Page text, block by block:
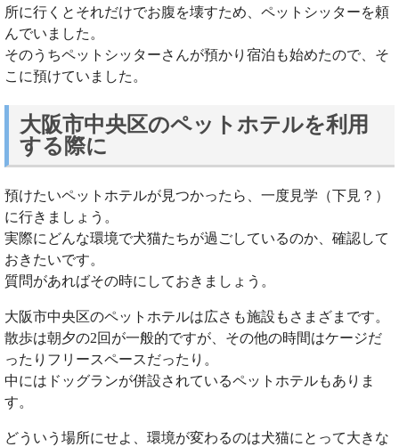
所に行くとそれだけでお腹を壊すため、ペットシッターを頼
んでいました。
そのうちペットシッターさんが預かり宿泊も始めたので、そ
こに預けていました。
大阪市中央区のペットホテルを利用
する際に
預けたいペットホテルが見つかったら、一度見学（下見？）
に行きましょう。
実際にどんな環境で犬猫たちが過ごしているのか、確認して
おきたいです。
質問があればその時にしておきましょう。
大阪市中央区のペットホテルは広さも施設もさまざまです。
散歩は朝夕の2回が一般的ですが、その他の時間はケージだ
ったりフリースペースだったり。
中にはドッグランが併設されているペットホテルもありま
す。
どういう場所にせよ、環境が変わるのは犬猫にとって大きな